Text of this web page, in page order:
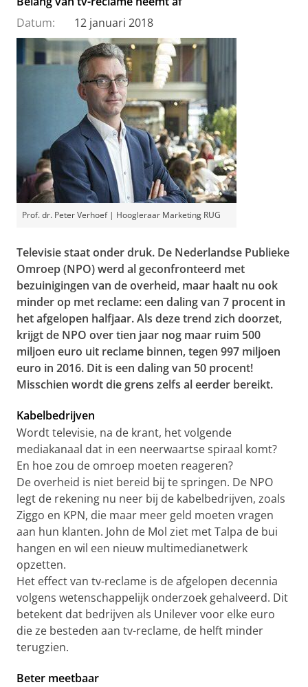
Datum:
12 januari 2018
Prof. dr. Peter Verhoef | Hoogleraar Marketing RUG
Televisie staat onder druk. De Nederlandse Publieke
Omroep (NPO) werd al geconfronteerd met
bezuinigingen van de overheid, maar haalt nu ook
minder op met reclame: een daling van 7 procent in
het afgelopen halfjaar. Als deze trend zich doorzet,
krijgt de NPO over tien jaar nog maar ruim 500
miljoen euro uit reclame binnen, tegen 997 miljoen
euro in 2016. Dit is een daling van 50 procent!
Misschien wordt die grens zelfs al eerder bereikt.
Kabelbedrijven
Wordt televisie, na de krant, het volgende
mediakanaal dat in een neerwaartse spiraal komt?
En hoe zou de omroep moeten reageren?
De overheid is niet bereid bij te springen. De NPO
legt de rekening nu neer bij de kabelbedrijven, zoals
Ziggo en KPN, die maar meer geld moeten vragen
aan hun klanten. John de Mol ziet met Talpa de bui
hangen en wil een nieuw multimedianetwerk
opzetten.
Het effect van tv-reclame is de afgelopen decennia
volgens wetenschappelijk onderzoek gehalveerd. Dit
betekent dat bedrijven als Unilever voor elke euro
die ze besteden aan tv-reclame, de helft minder
terugzien.
Beter meetbaar